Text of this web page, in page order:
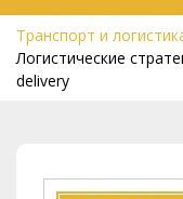
Транспорт и
Логистические
delivery